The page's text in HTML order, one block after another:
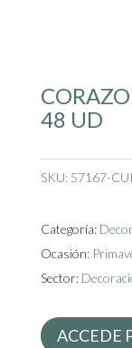
48 UD
SKU: 57167-
Categoría:
Ocasión:
Sector:
ACCEDE